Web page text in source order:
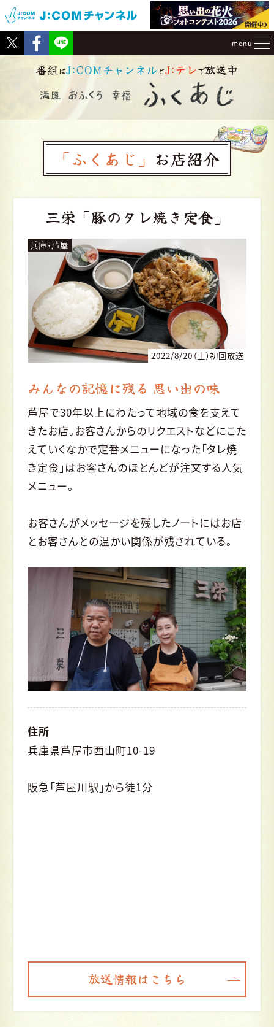
Tweet Facebook
menu
番組はJ:COMチャンネル とJ:テレ で放送中
「ふくあじ」 お店紹介
三栄 「豚のタレ焼き定食」
兵庫・芦屋
2022/8/20（土）初回放送
みんなの記憶に残る 思い出の味
芦屋で30年以上にわたって地域の食を支えて
きたお店。お客さんからのリクエストなどにこた
えていくなかで定番メニューになった「タレ焼
き定食」はお客さんのほとんどが注文する人気
メニュー。
お客さんがメッセージを残したノートにはお店
とお客さんとの温かい関係が残されている。
住所
兵庫県芦屋市西山町10-19
阪急「芦屋川駅」から徒1分
放送情報はこちら